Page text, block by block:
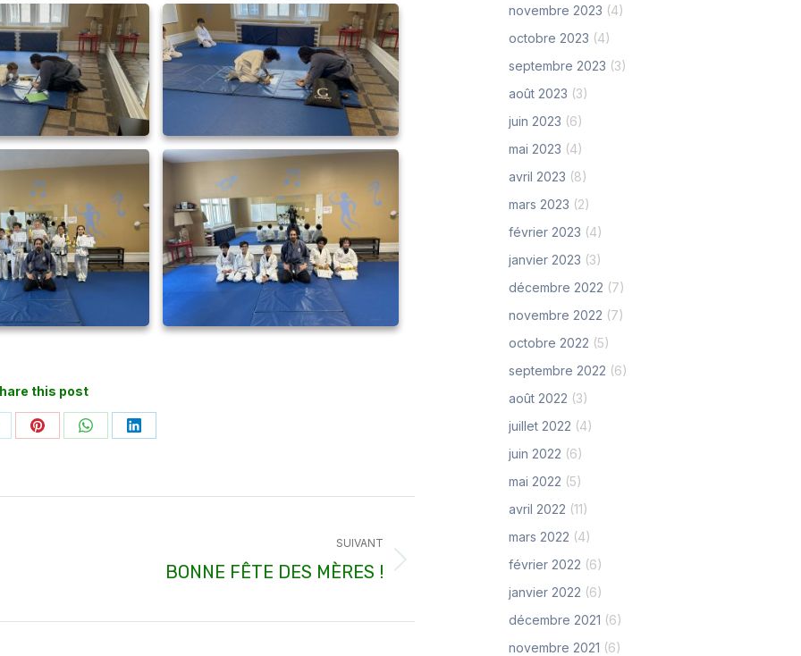
this post
PartagerPartagerPartager
SUIVANT
:
BONNE FÊTE DES MÈRES !
novembre 2023 (4)
octobre 2023 (4)
septembre 2023 (3)
août 2023 (3)
juin 2023 (6)
mai 2023 (4)
avril 2023 (8)
mars 2023 (2)
février 2023 (4)
janvier 2023 (3)
décembre 2022 (7)
novembre 2022 (7)
octobre 2022 (5)
septembre 2022 (6)
août 2022 (3)
juillet 2022 (4)
juin 2022 (6)
mai 2022 (5)
avril 2022 (11)
mars 2022 (4)
février 2022 (6)
janvier 2022 (6)
décembre 2021 (6)
novembre 2021 (6)